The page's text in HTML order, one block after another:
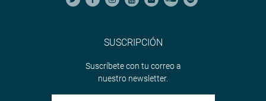
SUSCRIPCIÓN
Suscríbete con tu correo a
nuestro newsletter.